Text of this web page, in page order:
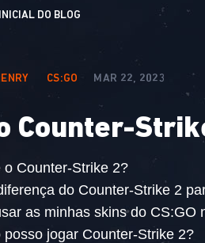
DO BLOG
CS:GO MAR 22, 2023
Counter-
o Counter-Strike 2?
do Counter-Strike 2
as minhas skins do CS:GO
posso jogar Counter-Strike 2?